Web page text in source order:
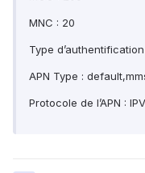
MNC : 20
Type d’authentification
APN Type :
Protocole de l’APN :